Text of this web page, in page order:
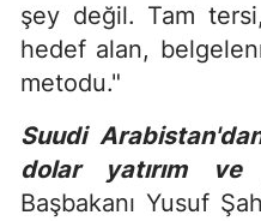
şey değil. Tam tersi,
hedef alan,
metodu."
Suudi
dolar yatırım ve
Başbakanı Yusuf